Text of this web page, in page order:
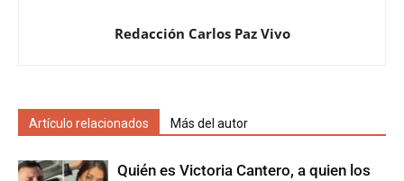
Redacción Carlos Paz Vivo
Artículo relacionados Más del autor
Quién es Victoria Cantero, a quien los